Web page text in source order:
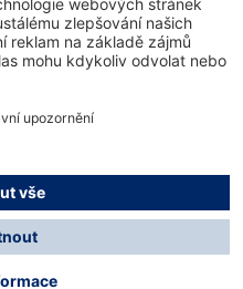
náklady na dopravu a
není uvedeno jinak.